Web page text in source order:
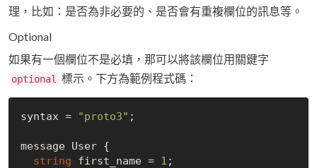
理，比如：是否為非必要的、是否會有重複欄位的訊息等。
Optional
如果有一個欄位不是必填，那可以將該欄位用關鍵字
optional 標示。下方為範例程式碼：
syntax = "proto3" ;
message User {
string first_name = 1 ;